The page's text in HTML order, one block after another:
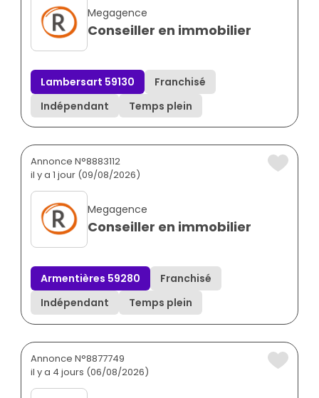
Megagence
Conseiller en immobilier
Lambersart 59130
Franchisé
Indépendant
Temps plein
Annonce N°8883112
il y a 1 jour (09/08/2026)
Megagence
Conseiller en immobilier
Armentières 59280
Franchisé
Indépendant
Temps plein
Annonce N°8877749
il y a 4 jours (06/08/2026)